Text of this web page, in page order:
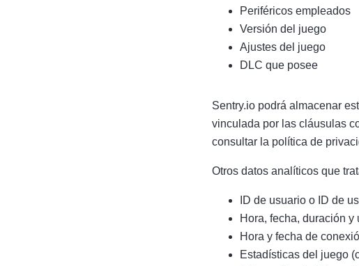
Periféricos empleados
Versión del juego
Ajustes del juego
DLC que posee
Sentry.io podrá almacenar
vinculada por las cláusulas
consultar la política de
Otros datos analíticos que
ID de usuario o ID de
Hora, fecha, duración
Hora y fecha de
Estadísticas del juego